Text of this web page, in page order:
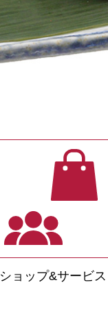
ショップ&サービス